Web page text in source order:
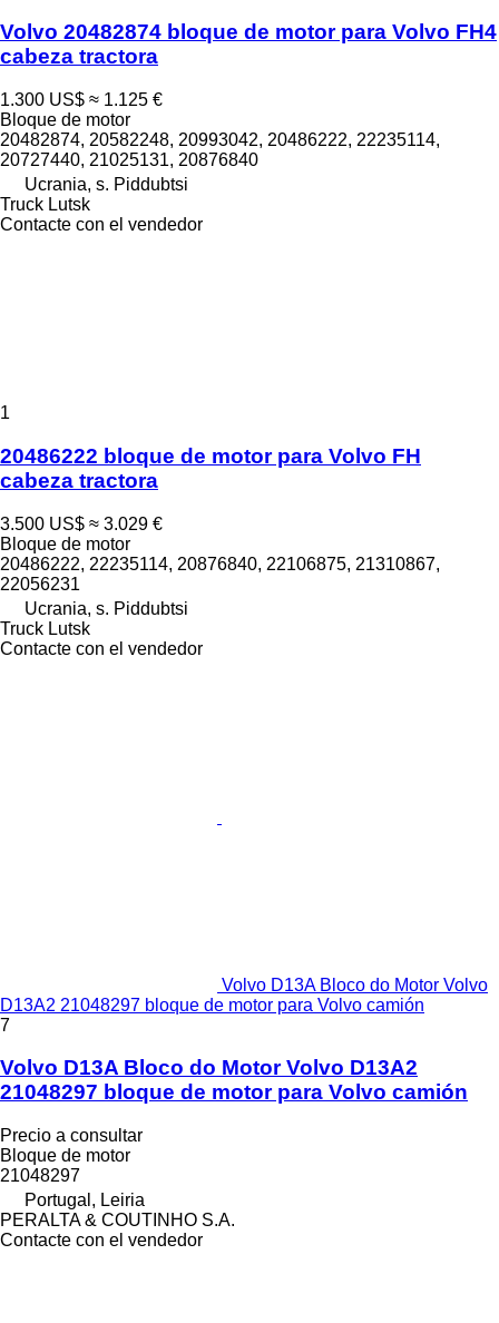
Volvo 20482874 bloque de motor para Volvo FH4
cabeza tractora
1.300 US$ ≈ 1.125 €
Bloque de motor
20482874, 20582248, 20993042, 20486222, 22235114,
20727440, 21025131, 20876840
Ucrania, s. Piddubtsi
Truck Lutsk
Contacte con el vendedor
1
20486222 bloque de motor para Volvo FH
cabeza tractora
3.500 US$ ≈ 3.029 €
Bloque de motor
20486222, 22235114, 20876840, 22106875, 21310867,
22056231
Ucrania, s. Piddubtsi
Truck Lutsk
Contacte con el vendedor
Volvo D13A Bloco do Motor Volvo
D13A2 21048297 bloque de motor para Volvo camión
7
Volvo D13A Bloco do Motor Volvo D13A2
21048297 bloque de motor para Volvo camión
Precio a consultar
Bloque de motor
21048297
Portugal, Leiria
PERALTA & COUTINHO S.A.
Contacte con el vendedor